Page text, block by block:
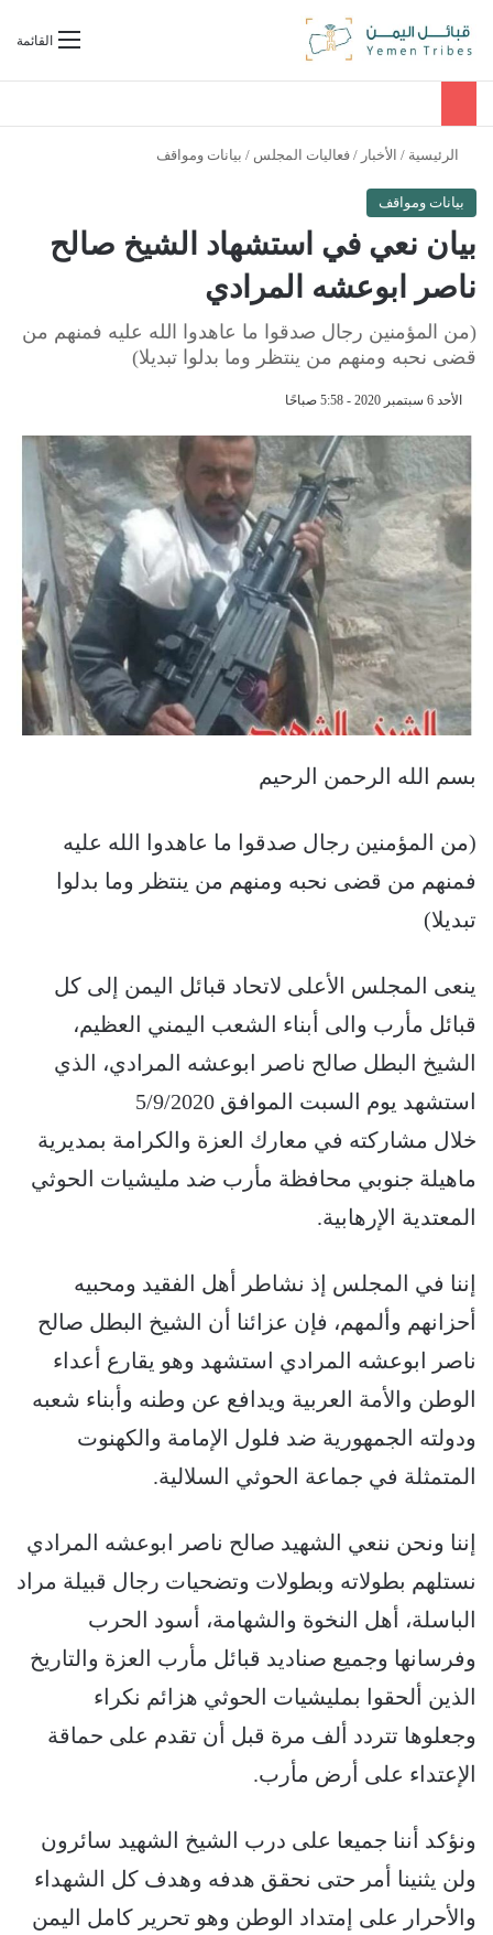
القائمةبحث عن
الرئيسية / الأخبار / فعاليات المجلس / بيانات ومواقف
بيانات ومواقف
بيان نعي في استشهاد الشيخ صالح
ناصر ابوعشه المرادي
(من المؤمنين رجال صدقوا ما عاهدوا الله عليه فمنهم من
قضى نحبه ومنهم من ينتظر وما بدلوا تبديلا)
الأحد 6 سبتمبر 2020 - 5:58 صباحًا
بسم الله الرحمن الرحيم
(من المؤمنين رجال صدقوا ما عاهدوا الله عليه
فمنهم من قضى نحبه ومنهم من ينتظر وما بدلوا
تبديلا)
ينعى المجلس الأعلى لاتحاد قبائل اليمن إلى كل
قبائل مأرب والى أبناء الشعب اليمني العظيم،
الشيخ البطل صالح ناصر ابوعشه المرادي، الذي
استشهد يوم السبت الموافق 5/9/2020
خلال مشاركته في معارك العزة والكرامة بمديرية
ماهيلة جنوبي محافظة مأرب ضد مليشيات الحوثي
المعتدية الإرهابية.
إننا في المجلس إذ نشاطر أهل الفقيد ومحبيه
أحزانهم وألمهم، فإن عزائنا أن الشيخ البطل صالح
ناصر ابوعشه المرادي استشهد وهو يقارع أعداء
الوطن والأمة العربية ويدافع عن وطنه وأبناء شعبه
ودولته الجمهورية ضد فلول الإمامة والكهنوت
المتمثلة في جماعة الحوثي السلالية.
إننا ونحن ننعي الشهيد صالح ناصر ابوعشه المرادي
نستلهم بطولاته وبطولات وتضحيات رجال قبيلة مراد
الباسلة، أهل النخوة والشهامة، أسود الحرب
وفرسانها وجميع صناديد قبائل مأرب العزة والتاريخ
الذين ألحقوا بمليشيات الحوثي هزائم نكراء
وجعلوها تتردد ألف مرة قبل أن تقدم على حماقة
الإعتداء على أرض مأرب.
ونؤكد أننا جميعا على درب الشيخ الشهيد سائرون
ولن يثنينا أمر حتى نحقق هدفه وهدف كل الشهداء
والأحرار على إمتداد الوطن وهو تحرير كامل اليمن